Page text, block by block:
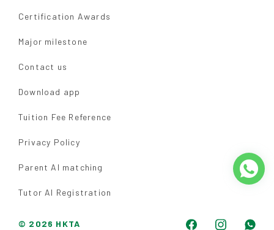
Certification Awards
Major milestone
Contact us
Download app
Tuition Fee Reference
Privacy Policy
Parent AI matching
Tutor AI Registration
© 2026 HKTA